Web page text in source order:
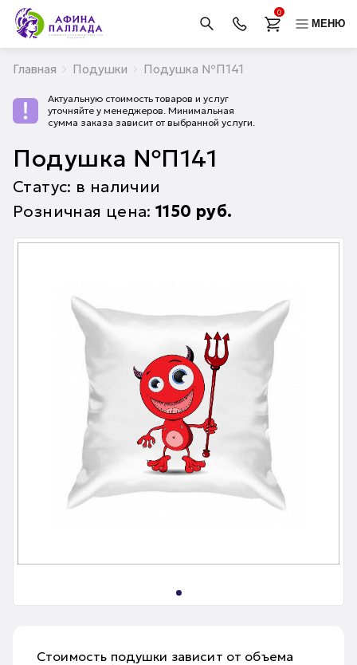
0
МЕНЮ
Главная Подушки Подушка №П141
Актуальную стоимость товаров и услуг
уточняйте у менеджеров. Минимальная
сумма заказа зависит от выбранной услуги.
Подушка №П141
Статус: в наличии
Розничная цена:1150 руб.
Стоимость подушки зависит от объема